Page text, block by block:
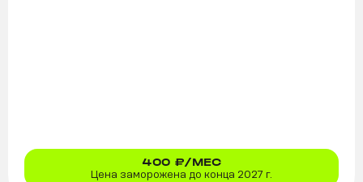
400 ₽/МЕС
Цена заморожена до конца 2027 г.